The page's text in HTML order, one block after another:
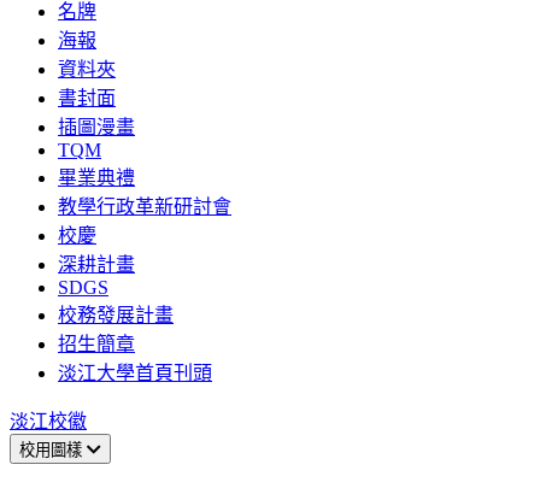
名牌
海報
資料夾
書封面
插圖漫畫
TQM
畢業典禮
教學行政革新研討會
校慶
深耕計畫
SDGS
校務發展計畫
招生簡章
淡江大學首頁刊頭
淡江校徽
校用圖樣